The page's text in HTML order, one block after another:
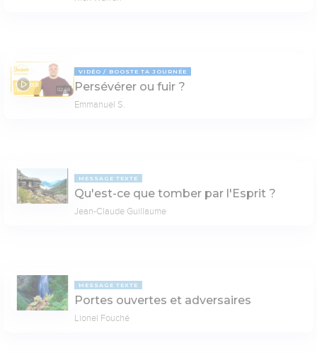
02:58
VIDÉO BOOSTE TA JOURNÉE
Persévérer ou fuir ?
Emmanuel S.
MESSAGE TEXTE
Qu'est-ce que tomber par l'Esprit ?
Jean-Claude Guillaume
MESSAGE TEXTE
Portes ouvertes et adversaires
Lionel Fouché